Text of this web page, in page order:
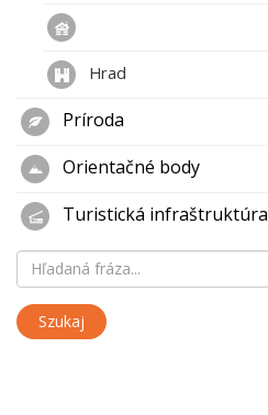
Hrad
Príroda
Orientačné body
Turistická infraštruktúra